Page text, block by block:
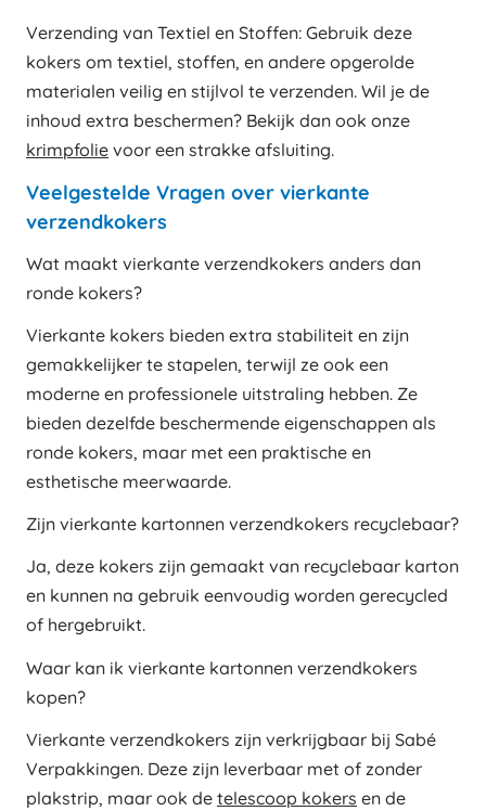
Verzending van Textiel en Stoffen: Gebruik deze
kokers om textiel, stoffen, en andere opgerolde
materialen veilig en stijlvol te verzenden. Wil je de
inhoud extra beschermen? Bekijk dan ook onze
krimpfolie voor een strakke afsluiting.
Veelgestelde Vragen over vierkante
verzendkokers
Wat maakt vierkante verzendkokers anders dan
ronde kokers?
Vierkante kokers bieden extra stabiliteit en zijn
gemakkelijker te stapelen, terwijl ze ook een
moderne en professionele uitstraling hebben. Ze
bieden dezelfde beschermende eigenschappen als
ronde kokers, maar met een praktische en
esthetische meerwaarde.
Zijn vierkante kartonnen verzendkokers recyclebaar?
Ja, deze kokers zijn gemaakt van recyclebaar karton
en kunnen na gebruik eenvoudig worden gerecycled
of hergebruikt.
Waar kan ik vierkante kartonnen verzendkokers
kopen?
Vierkante verzendkokers zijn verkrijgbaar bij Sabé
Verpakkingen. Deze zijn leverbaar met of zonder
plakstrip, maar ook de telescoop kokers en de